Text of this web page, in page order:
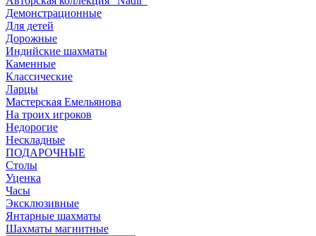
Демонстрационные
Для детей
Дорожные
Индийские шахматы
Каменные
Классические
Ларцы
Мастерская Емельянова
На троих игроков
Недорогие
Нескладные
ПОДАРОЧНЫЕ
Столы
Уценка
Часы
Эксклюзивные
Янтарные шахматы
Шахматы магнитные